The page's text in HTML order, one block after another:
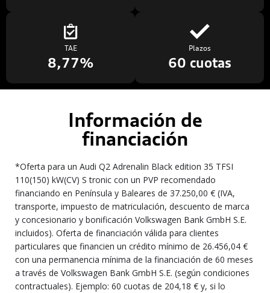
TAE
8,77%
Plazos
60 cuotas
Información de
financiación
*Oferta para un Audi Q2 Adrenalin Black edition 35 TFSI
110(150) kW(CV) S tronic con un PVP recomendado
financiando en Península y Baleares de 37.250,00 € (IVA,
transporte, impuesto de matriculación, descuento de marca
y concesionario y bonificación Volkswagen Bank GmbH S.E.
incluidos). Oferta de financiación válida para clientes
particulares que financien un crédito mínimo de 26.456,04 €
con una permanencia mínima de la financiación de 60 meses
a través de Volkswagen Bank GmbH S.E. (según condiciones
contractuales). Ejemplo: 60 cuotas de 204,18 € y, si lo